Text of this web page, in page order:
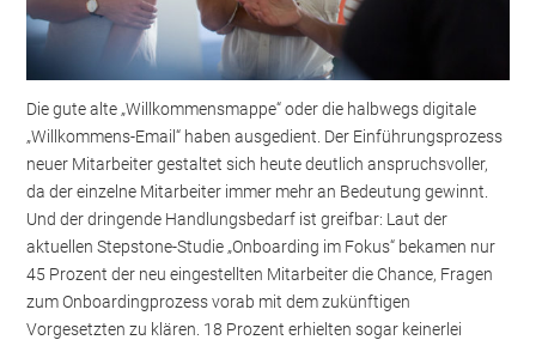
Die gute alte „Willkommensmappe“ oder die halbwegs digitale
„Willkommens-Email“ haben ausgedient. Der Einführungsprozess
neuer Mitarbeiter gestaltet sich heute deutlich anspruchsvoller,
da der einzelne Mitarbeiter immer mehr an Bedeutung gewinnt.
Und der dringende Handlungsbedarf ist greifbar: Laut der
aktuellen Stepstone-Studie „Onboarding im Fokus“ bekamen nur
45 Prozent der neu eingestellten Mitarbeiter die Chance, Fragen
zum Onboardingprozess vorab mit dem zukünftigen
Vorgesetzten zu klären. 18 Prozent erhielten sogar keinerlei